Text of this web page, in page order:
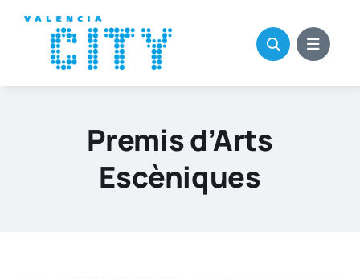
contenido
Premis d’Arts
Escèniques